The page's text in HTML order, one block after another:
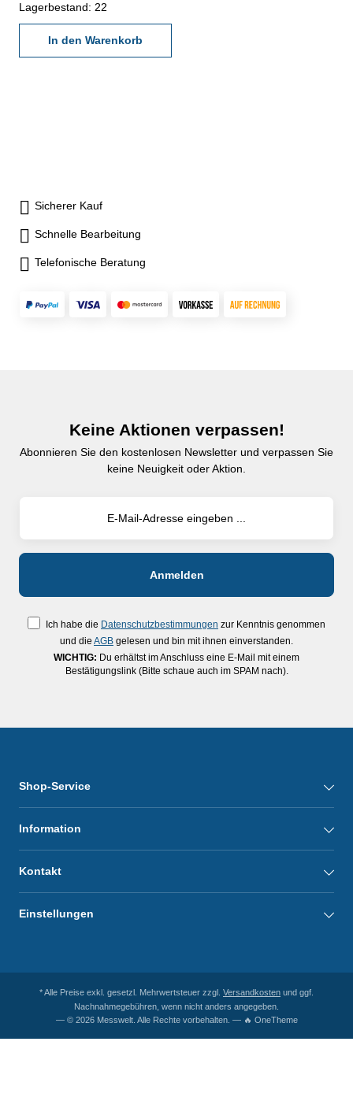
Lagerbestand: 22
In den Warenkorb
Sicherer Kauf
Schnelle Bearbeitung
Telefonische Beratung
Keine Aktionen verpassen!
Abonnieren Sie den kostenlosen Newsletter und verpassen Sie
keine Neuigkeit oder Aktion.
Ich habe die Datenschutzbestimmungen zur Kenntnis genommen
und die AGB gelesen und bin mit ihnen einverstanden.
WICHTIG: Du erhältst im Anschluss eine E-Mail mit einem
Bestätigungslink (Bitte schaue auch im SPAM nach).
Shop-Service
Information
Kontakt
Einstellungen
* Alle Preise exkl. gesetzl. Mehrwertsteuer zzgl. Versandkosten und ggf.
Nachnahmegebühren, wenn nicht anders angegeben.
— © 2026 Messwelt. Alle Rechte vorbehalten. — 🔥 OneTheme